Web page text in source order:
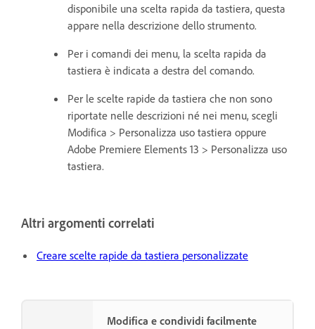
disponibile una scelta rapida da tastiera, questa
appare nella descrizione dello strumento.
Per i comandi dei menu, la scelta rapida da
tastiera è indicata a destra del comando.
Per le scelte rapide da tastiera che non sono
riportate nelle descrizioni né nei menu, scegli
Modifica > Personalizza uso tastiera oppure
Adobe Premiere Elements 13 > Personalizza uso
tastiera.
Altri argomenti correlati
Creare scelte rapide da tastiera personalizzate
Modifica e condividi facilmente